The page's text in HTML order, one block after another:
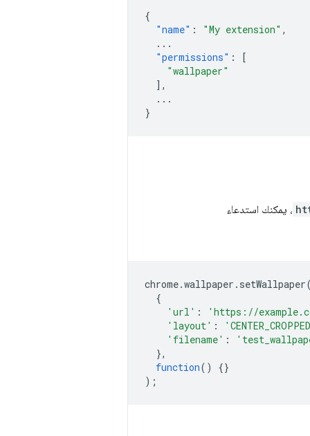
{
"name" : "My extension" ,
...
"permissions" :
[
"wallpaper"
],
...
}
، يمكنك استدعاء
chrome.wallpaper . setWallpaper
{
'url' :
'https://
'layout' :
'filename' :
},
function()
{}
);